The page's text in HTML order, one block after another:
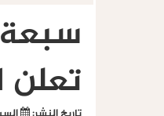
تعلن